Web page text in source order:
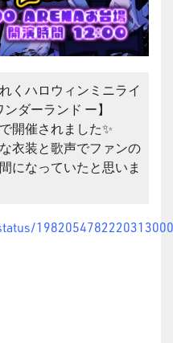
くハロウィンミニライ
ダーランド ー】
開催されました✨
衣装と歌声でファンの
になっていたと思いま
1982054782220313000